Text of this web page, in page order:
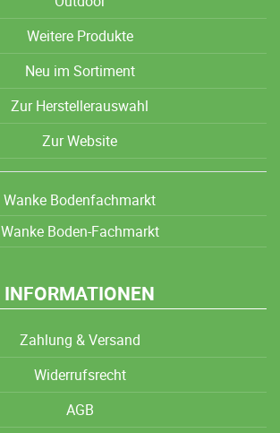
Weitere Produkte
Neu im Sortiment
Zur Herstellerauswahl
Zur Website
Wanke Bodenfachmarkt
Wanke Boden-Fachmarkt
INFORMATIONEN
Zahlung & Versand
Widerrufsrecht
AGB